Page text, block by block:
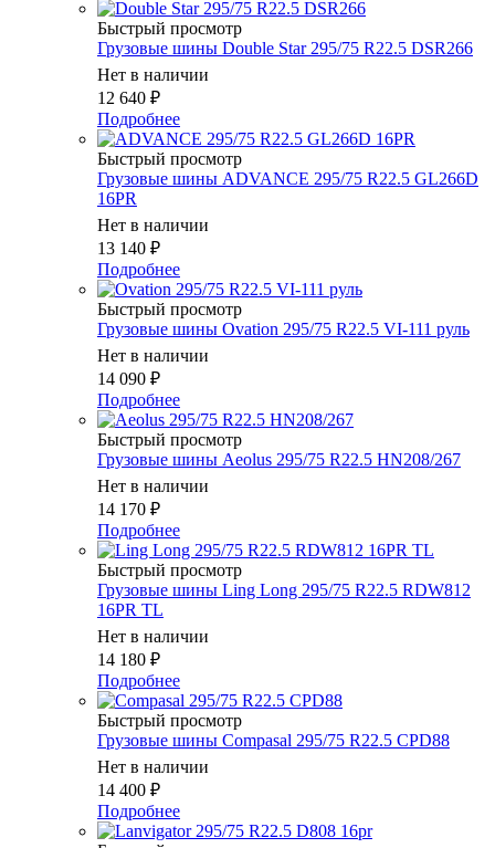
Быстрый просмотр
Грузовые шины Double Star 295/75 R22.5 DSR266
Нет в наличии
12 640 ₽
Подробнее
Быстрый просмотр
Грузовые шины ADVANCE 295/75 R22.5 GL266D
16PR
Нет в наличии
13 140 ₽
Подробнее
Быстрый просмотр
Грузовые шины Ovation 295/75 R22.5 VI-111 руль
Нет в наличии
14 090 ₽
Подробнее
Быстрый просмотр
Грузовые шины Aeolus 295/75 R22.5 HN208/267
Нет в наличии
14 170 ₽
Подробнее
Быстрый просмотр
Грузовые шины Ling Long 295/75 R22.5 RDW812
16PR TL
Нет в наличии
14 180 ₽
Подробнее
Быстрый просмотр
Грузовые шины Compasal 295/75 R22.5 CPD88
Нет в наличии
14 400 ₽
Подробнее